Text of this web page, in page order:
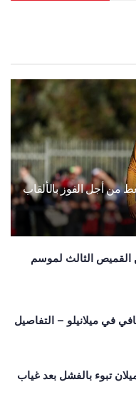
من أجل الفوز بالألقاب
القميص الثالث لموسم
في ميلانيلو – التفاصيل
تبوء بالفشل بعد غياب